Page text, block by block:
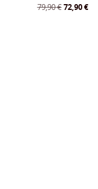
79,90€72,90€